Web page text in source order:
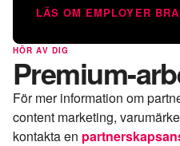
LÄS OM EMPLOYER
HÖR AV DIG
Premium-
För mer information om
content marketing,
kontakta en